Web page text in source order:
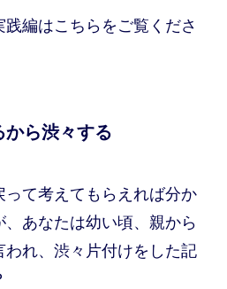
編はこちらをご覧くださ
から渋々する
って考えてもらえれば分か
、あなたは幼い頃、親から
われ、渋々片付けをした記